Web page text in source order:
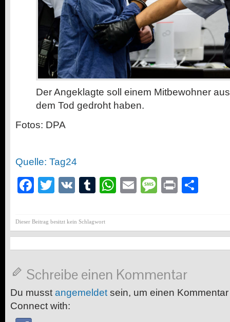
Der Angeklagte soll einem Mitbewohner
dem Tod gedroht haben.
Fotos: DPA
Quelle: Tag24
Facebook
Twitter
VK Tumblr
WhatsApp
EmailMessage
Print
Dieser Beitrag besitzt kein Schlagwort
Schreibe einen Kommentar
Du musst angemeldet sein, um einen
Connect with: